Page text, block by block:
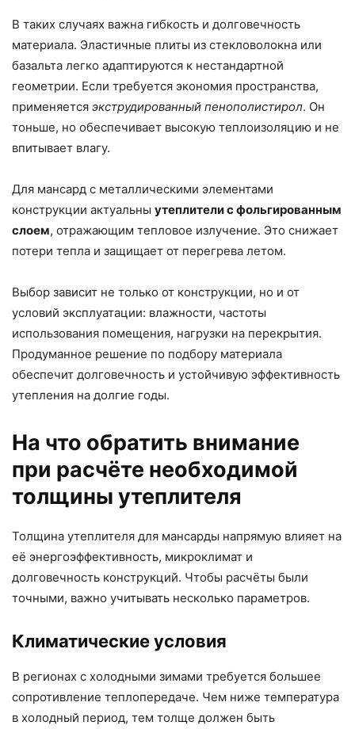
В таких случаях важна гибкость и долговечность
материала. Эластичные плиты из стекловолокна или
базальта легко адаптируются к нестандартной
геометрии. Если требуется экономия пространства,
применяется экструдированный пенополистирол. Он
тоньше, но обеспечивает высокую теплоизоляцию и не
впитывает влагу.
Для мансард с металлическими элементами
конструкции актуальны утеплители с фольгированным
слоем, отражающим тепловое излучение. Это снижает
потери тепла и защищает от перегрева летом.
Выбор зависит не только от конструкции, но и от
условий эксплуатации: влажности, частоты
использования помещения, нагрузки на перекрытия.
Продуманное решение по подбору материала
обеспечит долговечность и устойчивую эффективность
утепления на долгие годы.
На что обратить внимание
при расчёте необходимой
толщины утеплителя
Толщина утеплителя для мансарды напрямую влияет на
её энергоэффективность, микроклимат и
долговечность конструкций. Чтобы расчёты были
точными, важно учитывать несколько параметров.
Климатические условия
В регионах с холодными зимами требуется большее
сопротивление теплопередаче. Чем ниже температура
в холодный период, тем толще должен быть